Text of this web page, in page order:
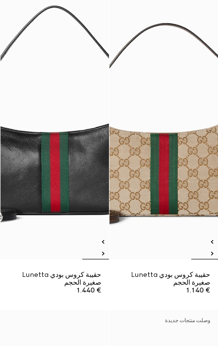
حقيبة كروس بودي Lunetta
صغيرة الحجم
€ 1.140
حقيبة كروس بودي Lunetta
صغيرة الحجم
€ 1.440
وصلت منتجات جديدة